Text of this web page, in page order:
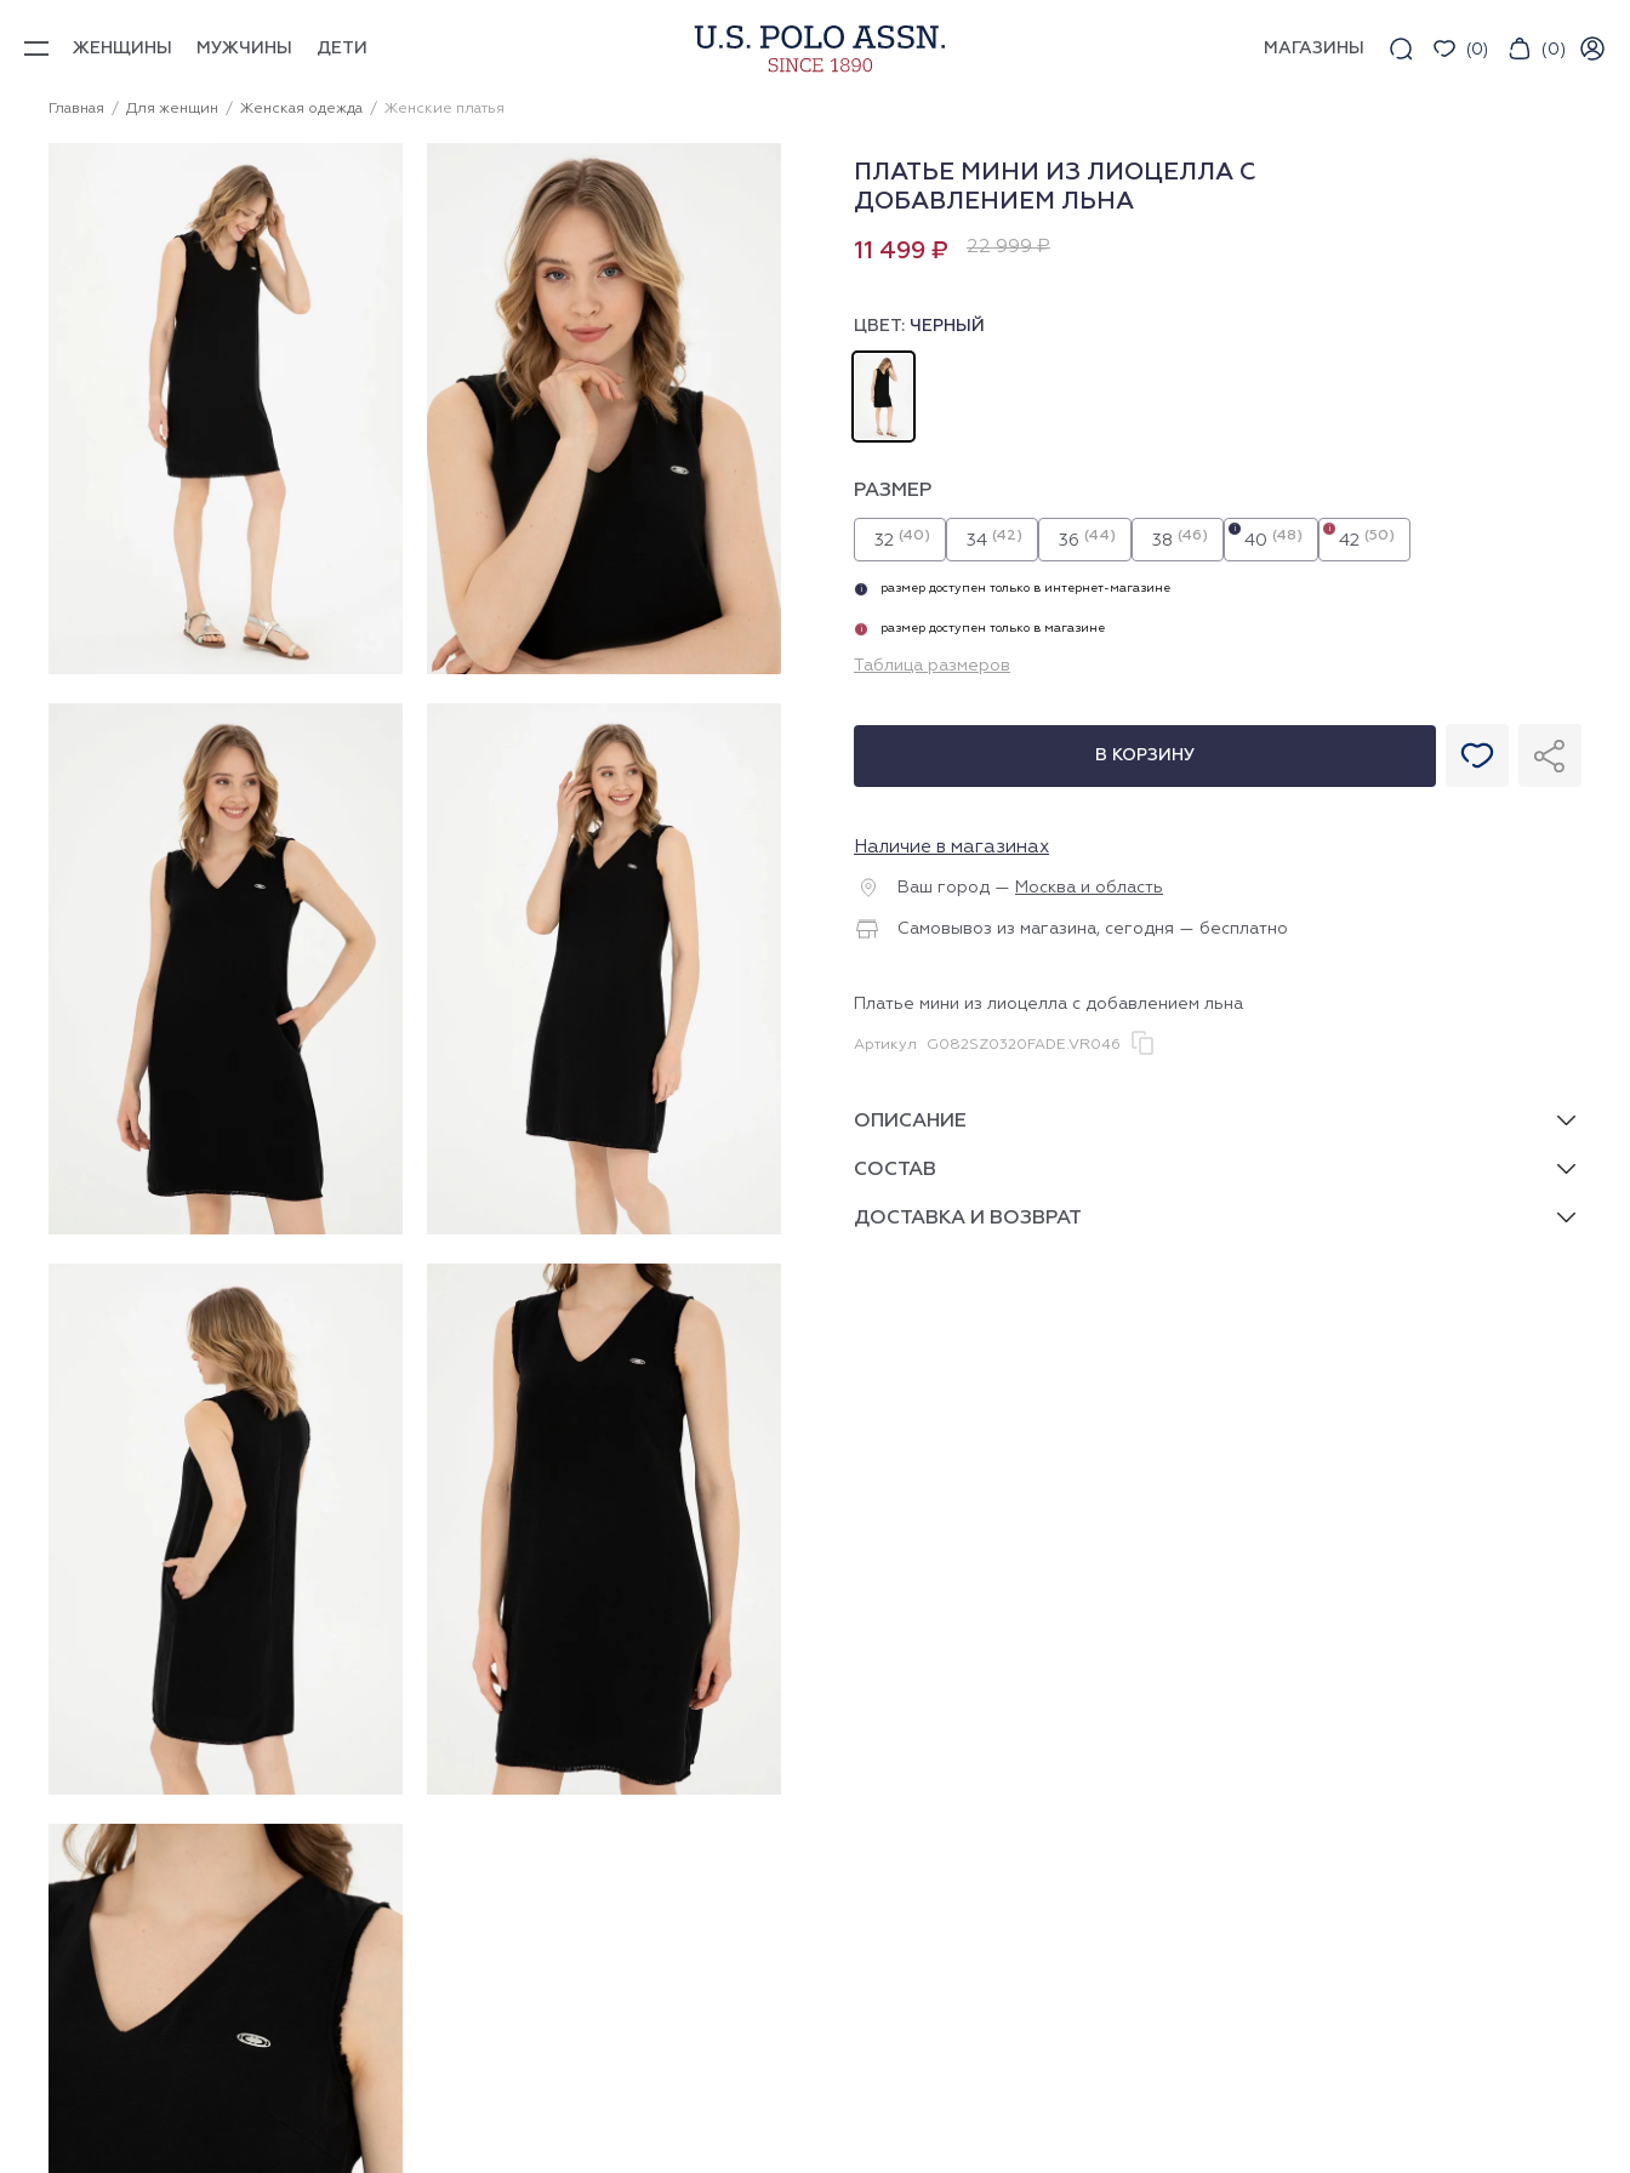
ЖЕНЩИНЫ МУЖЧИНЫ ДЕТИ МАГАЗИНЫ (0) (0)
Главная Для женщин Женская одежда Женские платья
ПЛАТЬЕ МИНИ ИЗ ЛИОЦЕЛЛА С
ДОБАВЛЕНИЕМ ЛЬНА
11 499 ₽ 22 999 ₽
ЦВЕТ: ЧЕРНЫЙ
РАЗМЕР
32 (40) 34 (42) 36 (44) 38 (46) 40 (48)
i
42 (50)
i
i размер доступен только в интернет-магазине
i размер доступен только в магазине
Таблица размеров
В КОРЗИНУ
Наличие в магазинах
Ваш город — Москва и область
Самовывоз из магазина, сегодня — бесплатно
Платье мини из лиоцелла с добавлением льна
Артикул G082SZ0320FADE.VR046
ОПИСАНИЕ
СОСТАВ
ДОСТАВКА И ВОЗВРАТ